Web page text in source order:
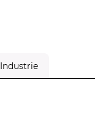
Industrie